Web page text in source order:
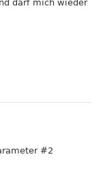
darf mich wieder
#2